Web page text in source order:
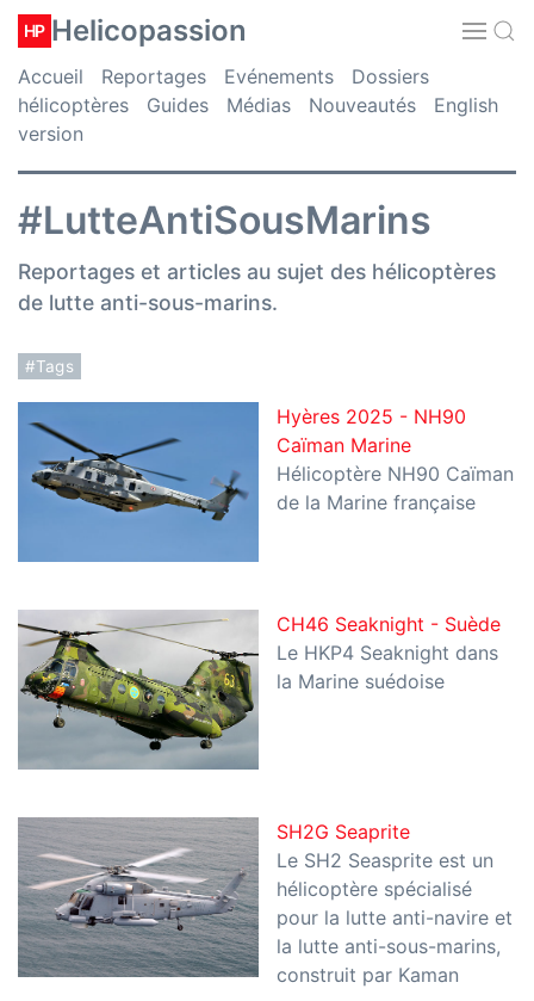
HP Helicopassion
Accueil Reportages Evénements
Dossiers
hélicoptères
Guides Médias Nouveautés
English
version
#LutteAntiSousMarins
Reportages et articles au sujet des hélicoptères
de lutte anti-sous-marins.
#Tags
Hyères 2025 - NH90
Caïman Marine
Hélicoptère NH90 Caïman
de la Marine française
CH46 Seaknight - Suède
Le HKP4 Seaknight dans
la Marine suédoise
SH2G Seaprite
Le SH2 Seasprite est un
hélicoptère spécialisé
pour la lutte anti-navire et
la lutte anti-sous-marins,
construit par Kaman